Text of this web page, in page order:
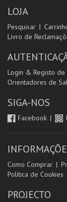
LOJA
Pesquisar
Livro de
Login & Registo de
Orientadores de
SIGA-NOS
Facebook
Como Comprar
Política de Cookies
PROJECTO